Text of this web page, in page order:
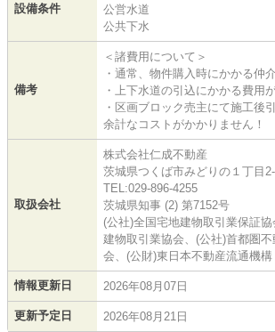
設備条件
公営水道
公共下水
備考
＜諸費用について＞
・通常、物件購入時にかかる仲
・上下水道の引込にかかる費用
・区画ブロック売主にて施工後
余計なコストがかかりません！
取扱会社
株式会社仁成不動産
茨城県つくば市みどりの１丁目2-
TEL:029-896-4255
茨城県知事 (2) 第7152号
(公社)全国宅地建物取引業保証
建物取引業協会、(公社)首都圏
会、(公財)東日本不動産流通機構
情報更新日 2026年08月07日
更新予定日 2026年08月21日